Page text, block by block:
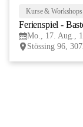
Kurse & Workshops
Ferienspiel -
Mo., 17. Aug.,
Stössing 96,